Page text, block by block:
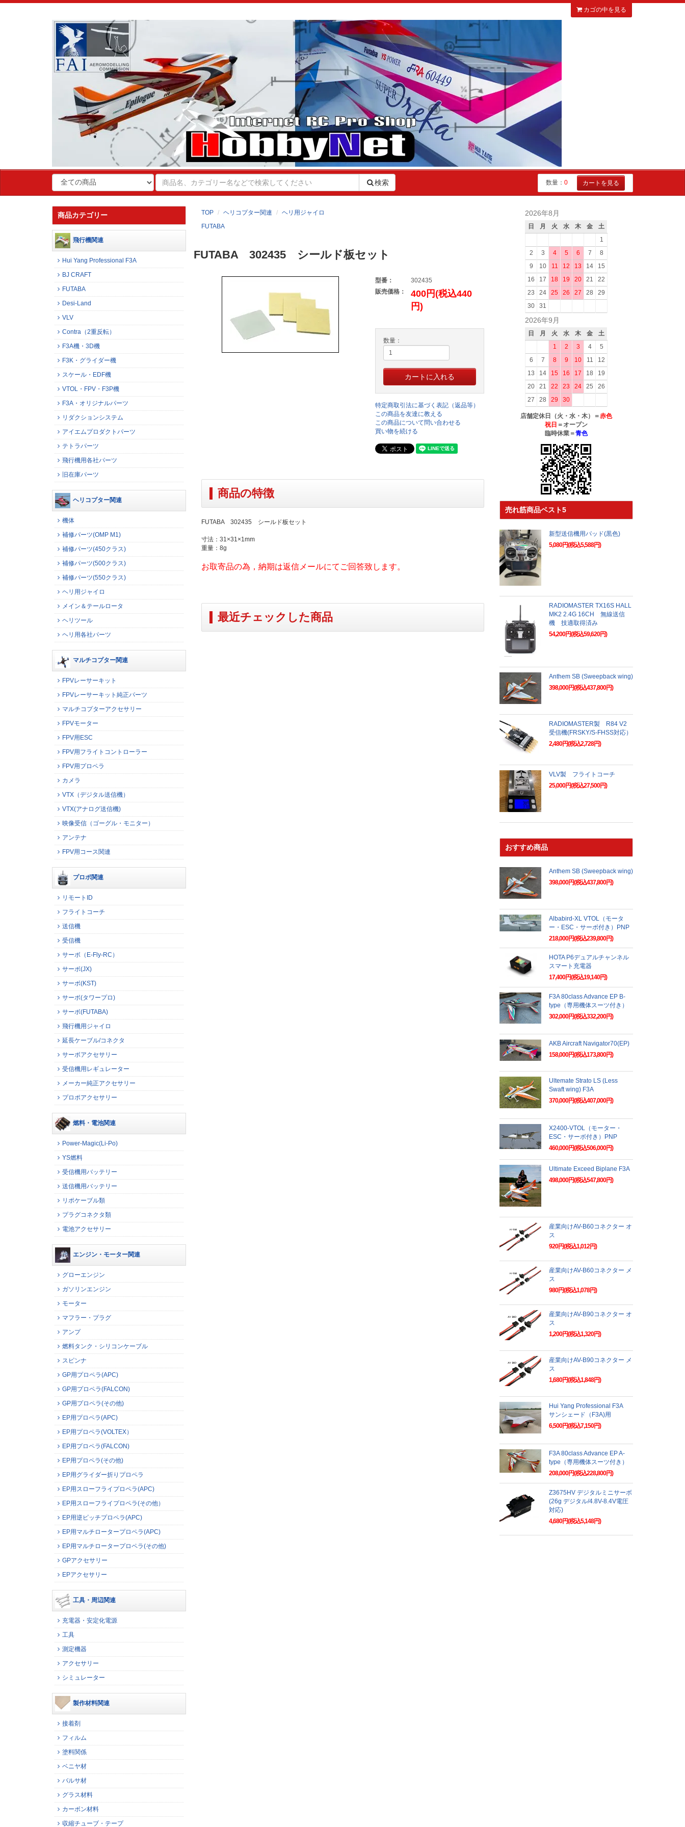
カゴの中を見る
検索 数量： 0 カートを見る
TOP ヘリコプター関連
ヘリ用ジャイロ
FUTABA
FUTABA 302435 シールド板セット
型番：
302435
販売価格：
400円(税込440
円)
数量：
特定商取引法に基づく表記（返品等）
この商品を友達に教える
この商品について問い合わせる
買い物を続ける
商品の特徴
FUTABA 302435 シールド板セット
寸法：31×31×1mm
重量：8g
お取寄品の為，納期は返信メールにてご回答致します。
最近チェックした商品
商品カテゴリー
飛行機関連
Hui Yang Professional F3A
BJ CRAFT
FUTABA
Desi-Land
VLV
Contra（2重反転）
F3A機・3D機
F3K・グライダー機
スケール・EDF機
VTOL・FPV・F3P機
F3A・オリジナルパーツ
リダクションシステム
アイエムプロダクトパーツ
テトラパーツ
飛行機用各社パーツ
旧在庫パーツ
ヘリコプター関連
機体
補修パーツ(OMP M1)
補修パーツ(450クラス)
補修パーツ(500クラス)
補修パーツ(550クラス)
ヘリ用ジャイロ
メイン＆テールロータ
ヘリツール
ヘリ用各社パーツ
マルチコプター関連
FPVレーサーキット
FPVレーサーキット純正パーツ
マルチコプターアクセサリー
FPVモーター
FPV用ESC
FPV用フライトコントローラー
FPV用プロペラ
カメラ
VTX（デジタル送信機）
VTX(アナログ送信機)
映像受信（ゴーグル・モニター）
アンテナ
FPV用コース関連
プロポ関連
リモートID
フライトコーチ
送信機
受信機
サーボ（E-Fly-RC）
サーボ(JX)
サーボ(KST)
サーボ(タワープロ)
サーボ(FUTABA)
飛行機用ジャイロ
延長ケーブル/コネクタ
サーボアクセサリー
受信機用レギュレーター
メーカー純正アクセサリー
プロポアクセサリー
燃料・電池関連
Power-Magic(Li-Po)
YS燃料
受信機用バッテリー
送信機用バッテリー
リポケーブル類
プラグコネクタ類
電池アクセサリー
エンジン・モーター関連
グローエンジン
ガソリンエンジン
モーター
マフラー・プラグ
アンプ
燃料タンク・シリコンケーブル
スピンナ
GP用プロペラ(APC)
GP用プロペラ(FALCON)
GP用プロペラ(その他)
EP用プロペラ(APC)
EP用プロペラ(VOLTEX）
EP用プロペラ(FALCON)
EP用プロペラ(その他)
EP用グライダー折りプロペラ
EP用スローフライプロペラ(APC)
EP用スローフライプロペラ(その他）
EP用逆ピッチプロペラ(APC)
EP用マルチロータープロペラ(APC)
EP用マルチロータープロペラ(その他)
GPアクセサリー
EPアクセサリー
工具・周辺関連
充電器・安定化電源
工具
測定機器
アクセサリー
シミュレーター
製作材料関連
接着剤
フィルム
塗料関係
ベニヤ材
バルサ材
グラス材料
カーボン材料
収縮チューブ・テープ
2026年8月
日 月 火 水 木 金
土
1
2
3 4 5 6 7
8
9
10 11 12 13 14
15
16
17 18 19 20 21
22
23
24 25 26 27 28
29
30
31
2026年9月
日 月 火 水 木 金
土
1
2 3 4
5
6
7 8 9 10 11
12
13
14 15 16 17 18
19
20
21 22 23 24 25
26
27
28 29 30
店舗定休日（火・水・木）＝赤色
祝日 ＝オープン
臨時休業＝青色
売れ筋商品ベスト5
新型送信機用パッド(黒色)
5,080円(税込5,588円)
RADIOMASTER TX16S HALL
MK2 2.4G 16CH 無線送信
機 技適取得済み
54,200円(税込59,620円)
Anthem SB (Sweepback wing)
398,000円(税込437,800円)
RADIOMASTER製 R84 V2
受信機(FRSKY/S-FHSS対応）
2,480円(税込2,728円)
VLV製 フライトコーチ
25,000円(税込27,500円)
おすすめ商品
Anthem SB (Sweepback wing)
398,000円(税込437,800円)
Albabird-XL VTOL（モータ
ー・ESC・サーボ付き）PNP
218,000円(税込239,800円)
HOTA P6デュアルチャンネル
スマート充電器
17,400円(税込19,140円)
F3A 80class Advance EP B-
type（専用機体スーツ付き）
302,000円(税込332,200円)
AKB Aircraft Navigator70(EP)
158,000円(税込173,800円)
Ultemate Strato LS (Less
Swaft wing) F3A
370,000円(税込407,000円)
X2400-VTOL（モーター・
ESC・サーボ付き）PNP
460,000円(税込506,000円)
Ultimate Exceed Biplane F3A
498,000円(税込547,800円)
産業向けAV-B60コネクター オ
ス
920円(税込1,012円)
産業向けAV-B60コネクター メ
ス
980円(税込1,078円)
産業向けAV-B90コネクター オ
ス
1,200円(税込1,320円)
産業向けAV-B90コネクター メ
ス
1,680円(税込1,848円)
Hui Yang Professional F3A
サンシェード（F3A)用
6,500円(税込7,150円)
F3A 80class Advance EP A-
type（専用機体スーツ付き）
208,000円(税込228,800円)
Z3675HV デジタルミニサーボ
(26g デジタル/4.8V-8.4V電圧
対応)
4,680円(税込5,148円)